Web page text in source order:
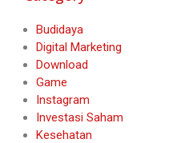
Budidaya
Digital Marketing
Download
Game
Instagram
Investasi Saham
Kesehatan